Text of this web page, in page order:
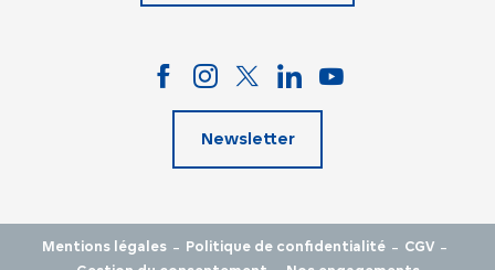
Newsletter
Mentions légales - Politique de confidentialité - CGV -